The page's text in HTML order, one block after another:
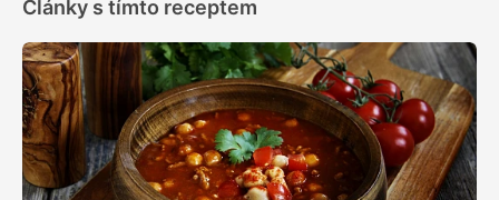
Články s tímto receptem